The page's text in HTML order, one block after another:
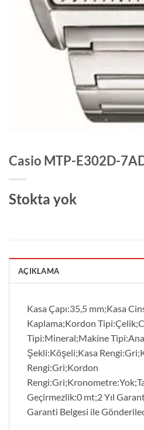
Casio MTP-E302D-
Stokta yok
AÇIKLAMA
Kasa Çapı:35,5 mm;Kasa
Kaplama;Kordon
Tipi:Mineral;Makine
Şekli:Köşeli;Kasa
Rengi:Gri;Kordon
Geçirmezlik:0 mt;2 Yıl
Garanti Belgesi ile